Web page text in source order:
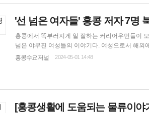
'선 넘은 여자들' 홍콩 저자 7명
홍콩에서 똑부러지게 일 잘하는 커리어우먼들이 모여특별한 책
넘은 야무진 여성들의 이야기다. 여성으로서 해외에서 인정받는 커리를 쌓은 것도 대단한데, 엄마 역할과 아내 역할까지도 똑부러지게 감당
하고 있다. 이들은 밤잠을 설쳐가며 홍콩에서의 삶을 글로 쏟아냈다. 홍콩에서 7명, 싱가포르에서 5명이 각자의 삶을 에피소드로 소개하고
홍콩수요저널 2024-05-01 14:48
[홍콩생활에 도움되는 물류이야